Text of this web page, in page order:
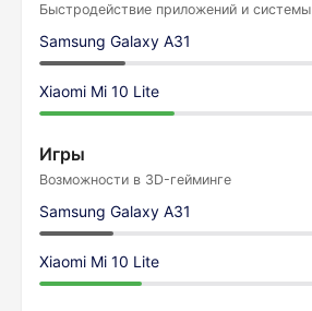
Быстродействие приложений и системы
Samsung Galaxy A31
Xiaomi Mi 10 Lite
Игры
Возможности в 3D-гейминге
Samsung Galaxy A31
Xiaomi Mi 10 Lite